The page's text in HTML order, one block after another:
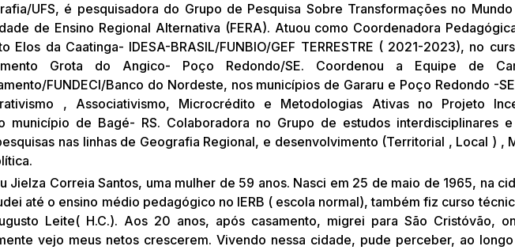
UFS, é pesquisadora do Grupo de Pesquisa Sobre Transformações no Mundo
de Ensino Regional Alternativa (FERA). Atuou como Coordenadora
Elos da Caatinga- IDESA-BRASIL/FUNBIO/GEF TERRESTRE ( 2021-2023), no
Grota do Angico- Poço Redondo/SE. Coordenou a Equipe de
FUNDECI/Banco do Nordeste, nos municípios de Gararu e Poço Redondo -
, Associativismo, Microcrédito e Metodologias Ativas no Projeto
município de Bagé- RS. Colaboradora no Grupo de estudos interdisciplinares
nas linhas de Geografia Regional, e desenvolvimento (Territorial , Local ) ,
Jielza Correia Santos, uma mulher de 59 anos. Nasci em 25 de maio de 1965, na
até o ensino médio pedagógico no IERB ( escola normal), também fiz curso
Leite( H.C.). Aos 20 anos, após casamento, migrei para São Cristóvão,
vejo meus netos crescerem. Vivendo nessa cidade, pude perceber, ao